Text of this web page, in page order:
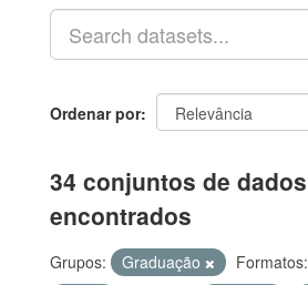
Ordenar por
34 conjuntos de dados
encontrados
Grupos: Graduação Formatos: